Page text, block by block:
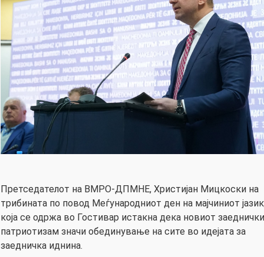
Претседателот на ВМРО-ДПМНЕ, Христијан Мицкоски на
трибината по повод Меѓународниот ден на мајчиниот
која се одржа во Гостивар истакна дека новиот заеднички
патриотизам значи обединување на сите во идејата за
заедничка иднина.